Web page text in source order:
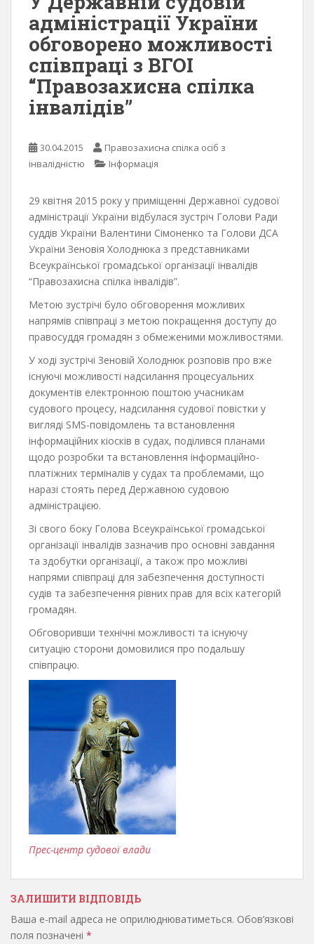
адміністрації України
обговорено можливості
співпраці з ВГОІ
“Правозахисна спілка
інвалідів”
30.04.2015
Правозахисна спілка осіб з
інвалідністю
Інформація
29 квітня 2015 року у приміщенні Державної судової
адміністрації України відбулася зустріч Голови Ради
суддів України Валентини Сімоненко та Голови ДСА
України Зеновія Холоднюка з представниками
Всеукраїнської громадської організації інвалідів
“Правозахисна спілка інвалідів”.
Метою зустрічі було обговорення можливих
напрямів співпраці з метою покращення доступу до
правосуддя громадян з обмеженими можливостями.
У ході зустрічі Зеновій Холоднюк розповів про вже
існуючі можливості надсилання процесуальних
документів електронною поштою учасникам
судового процесу, надсилання судової повістки у
вигляді SMS-повідомлень та встановлення
інформаційних кіосків в судах, поділився планами
щодо розробки та встановлення інформаційно-
платіжних терміналів у судах та проблемами, що
наразі стоять перед Державною судовою
адміністрацією.
Зі свого боку Голова Всеукраїнської громадської
організації інвалідів зазначив про основні завдання
та здобутки організації, а також про можливі
напрями співпраці для забезпечення доступності
судів та забезпечення рівних прав для всіх категорій
громадян.
Обговоривши технічні можливості та існуючу
ситуацію сторони домовилися про подальшу
співпрацю.
Прес-центр судової влади
ЗАЛИШИТИ ВІДПОВІДЬ
Ваша e-mail адреса не оприлюднюватиметься. Обов’язкові
поля позначені *